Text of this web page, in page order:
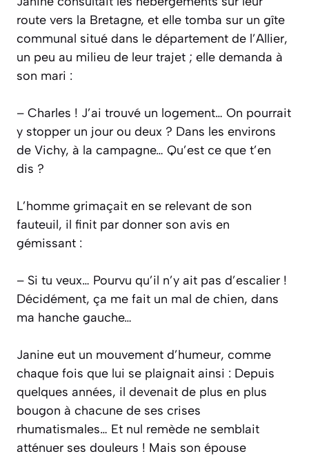
route vers la Bretagne, et elle tomba sur un gîte
communal situé dans le département de l’Allier,
un peu au milieu de leur trajet ; elle demanda à
son mari :
– Charles ! J’ai trouvé un logement… On pourrait
y stopper un jour ou deux ? Dans les environs
de Vichy, à la campagne… Qu’est ce que t’en
dis ?
L’homme grimaçait en se relevant de son
fauteuil, il finit par donner son avis en
gémissant :
– Si tu veux… Pourvu qu’il n’y ait pas d’escalier !
Décidément, ça me fait un mal de chien, dans
ma hanche gauche…
Janine eut un mouvement d’humeur, comme
chaque fois que lui se plaignait ainsi : Depuis
quelques années, il devenait de plus en plus
bougon à chacune de ses crises
rhumatismales… Et nul remède ne semblait
atténuer ses douleurs ! Mais son épouse